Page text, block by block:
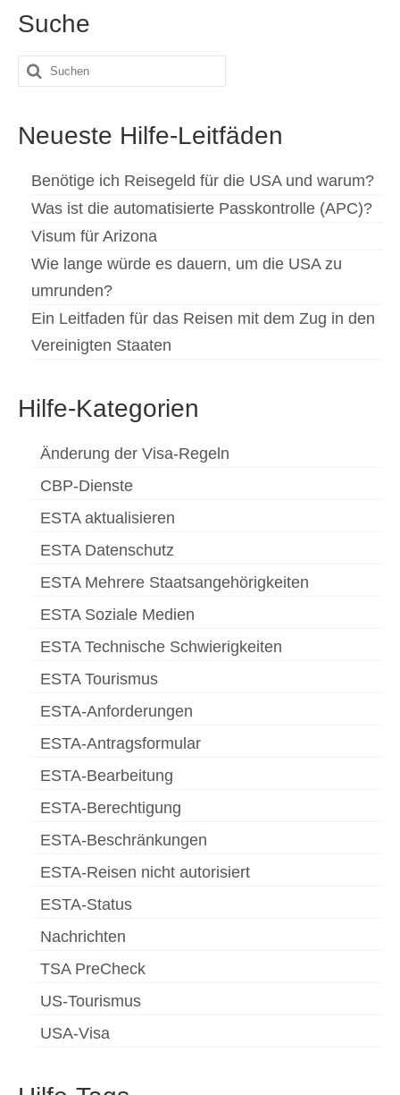
Suche
Suche
Neueste Hilfe-Leitfäden
Benötige ich Reisegeld für die USA und warum?
Was ist die automatisierte Passkontrolle (APC)?
Visum für Arizona
Wie lange würde es dauern, um die USA zu
umrunden?
Ein Leitfaden für das Reisen mit dem Zug in den
Vereinigten Staaten
Hilfe-Kategorien
Änderung der Visa-Regeln
CBP-Dienste
ESTA aktualisieren
ESTA Datenschutz
ESTA Mehrere Staatsangehörigkeiten
ESTA Soziale Medien
ESTA Technische Schwierigkeiten
ESTA Tourismus
ESTA-Anforderungen
ESTA-Antragsformular
ESTA-Bearbeitung
ESTA-Berechtigung
ESTA-Beschränkungen
ESTA-Reisen nicht autorisiert
ESTA-Status
Nachrichten
TSA PreCheck
US-Tourismus
USA-Visa